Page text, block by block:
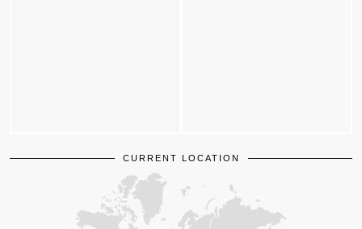
CURRENT LOCATION